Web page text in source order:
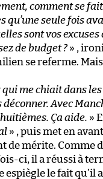
comment se
seule fois
sont vos excuses
de budget ?» ,
se referme.
me chiait dans
Avec
Ça aide. »
» , puis met en
de mérite. Comme
ci, il a réussi à
le fait qu’il